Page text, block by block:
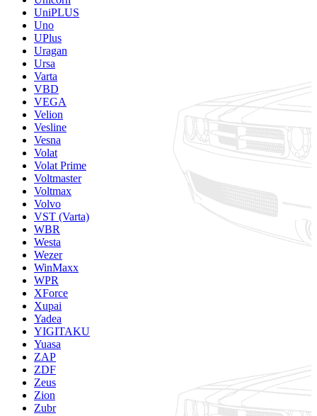
UniPLUS
Uno
UPlus
Uragan
Ursa
Varta
VBD
VEGA
Velion
Vesline
Vesna
Volat
Volat Prime
Voltmaster
Voltmax
Volvo
VST (Varta)
WBR
Westa
Wezer
WinMaxx
WPR
XForce
Xupai
Yadea
YIGITAKU
Yuasa
ZAP
ZDF
Zeus
Zion
Zubr